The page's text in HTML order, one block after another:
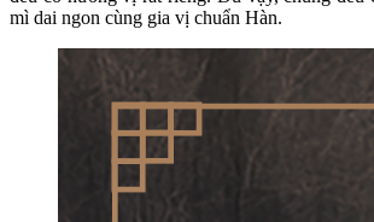
mì dai ngon cùng gia vị chuẩn Hàn.